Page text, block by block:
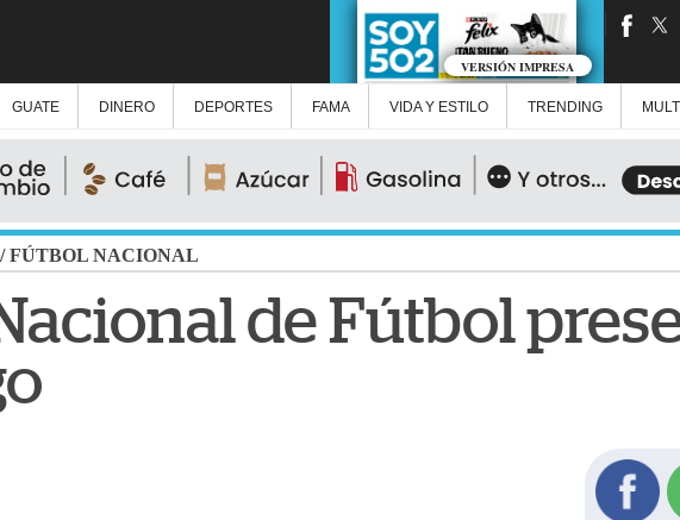
VERSIÓN IMPRESA
GUATE DINERO DEPORTES FAMA VIDA Y ESTILO TRENDING
/FÚTBOL NACIONAL
de Fútbol